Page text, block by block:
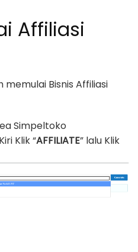
Affiliasi
memulai Bisnis Affiliasi
Simpeltoko
Klik “AFFILIATE” lalu Klik